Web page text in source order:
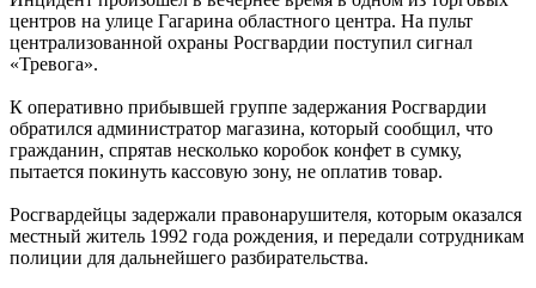
центров на улице Гагарина областного центра. На пульт
централизованной охраны Росгвардии поступил сигнал
«Тревога».
К оперативно прибывшей группе задержания Росгвардии
обратился администратор магазина, который сообщил, что
гражданин, спрятав несколько коробок конфет в сумку,
пытается покинуть кассовую зону, не оплатив товар.
Росгвардейцы задержали правонарушителя, которым оказался
местный житель 1992 года рождения, и передали сотрудникам
полиции для дальнейшего разбирательства.